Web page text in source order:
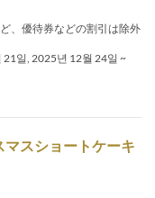
、優待券などの割引は除外
일, 2025년 12월 24일 ~
マスショートケーキ